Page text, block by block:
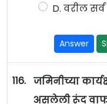
D. वरील सर्व
Answer
116. जमिनीच्या
असलेली रूंद